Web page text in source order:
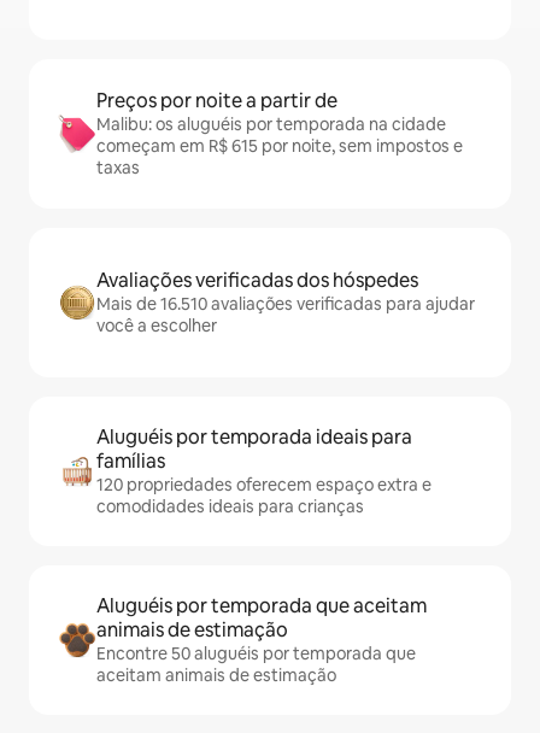
Preços por noite a partir de
Malibu: os aluguéis por temporada na cidade
começam em R$ 615 por noite, sem impostos e
taxas
Avaliações verificadas dos hóspedes
Mais de 16.510 avaliações verificadas para ajudar
você a escolher
Aluguéis por temporada ideais para
famílias
120 propriedades oferecem espaço extra e
comodidades ideais para crianças
Aluguéis por temporada que aceitam
animais de estimação
Encontre 50 aluguéis por temporada que
aceitam animais de estimação